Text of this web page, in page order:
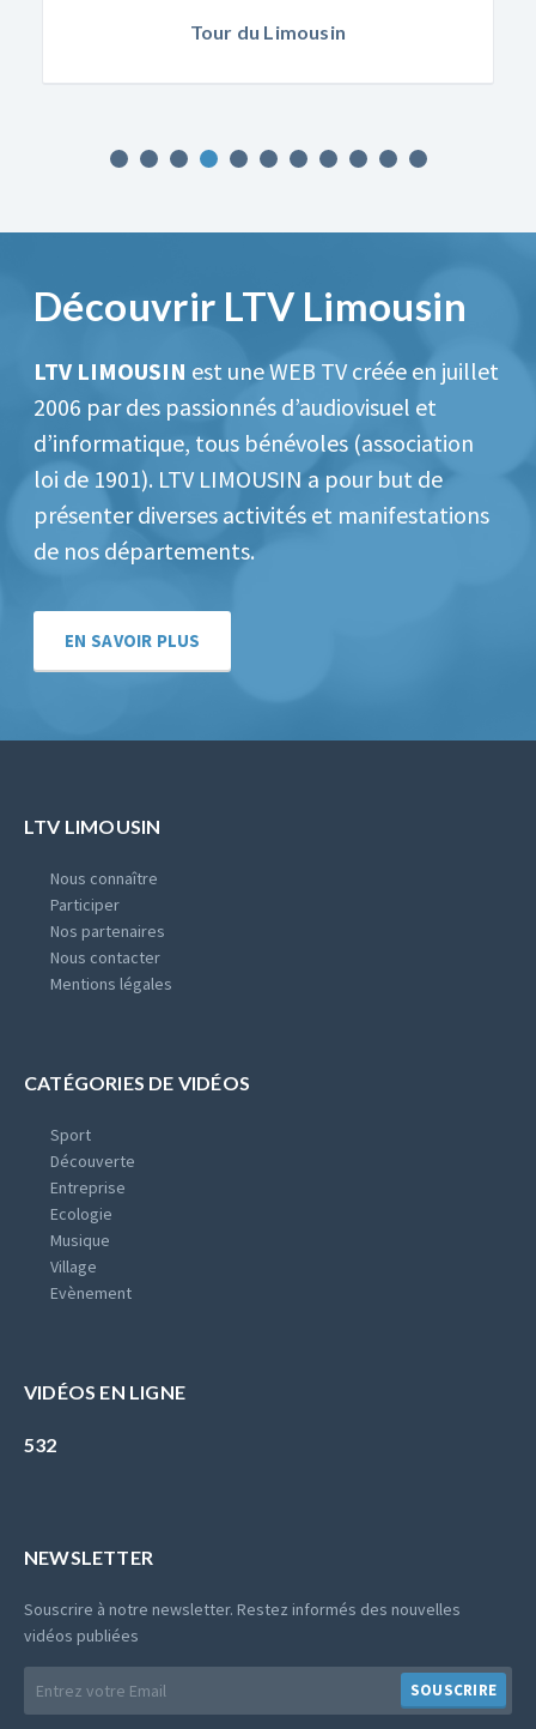
Découvrir LTV Limousin
LTV LIMOUSIN est une WEB TV créée en juillet
2006 par des passionnés d’audiovisuel et
d’informatique, tous bénévoles (association
loi de 1901). LTV LIMOUSIN a pour but de
présenter diverses activités et manifestations
de nos départements.
EN SAVOIR PLUS
LTV LIMOUSIN
Nous connaître
Participer
Nos partenaires
Nous contacter
Mentions légales
CATÉGORIES DE VIDÉOS
Sport
Découverte
Entreprise
Ecologie
Musique
Village
Evènement
VIDÉOS EN LIGNE
532
NEWSLETTER
Souscrire à notre newsletter. Restez informés des nouvelles
vidéos publiées
SOUSCRIRE